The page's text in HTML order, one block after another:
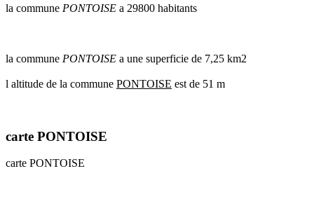
val
communes
radar
la commune PONTOISE a 29800 habitants
la commune PONTOISE a une superficie de 7,25 km2
l altitude de la commune PONTOISE est de 51 m
carte PONTOISE
carte PONTOISE